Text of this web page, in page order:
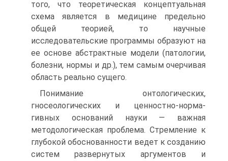
того, что теоретическая концептуальная
схема является в медицине предельно
общей теорией, то научные
исследовательские программы образуют на
ее основе абстрактные модели (патологии,
болезни, нормы и др.), тем самым очерчивая
область реально сущего.
Понимание онтологических,
гносеологических и ценностно-норма-
гивных оснований науки — важная
методологическая проблема. Стремление к
глубокой обоснованности ведет к созданию
систем развернутых аргументов и